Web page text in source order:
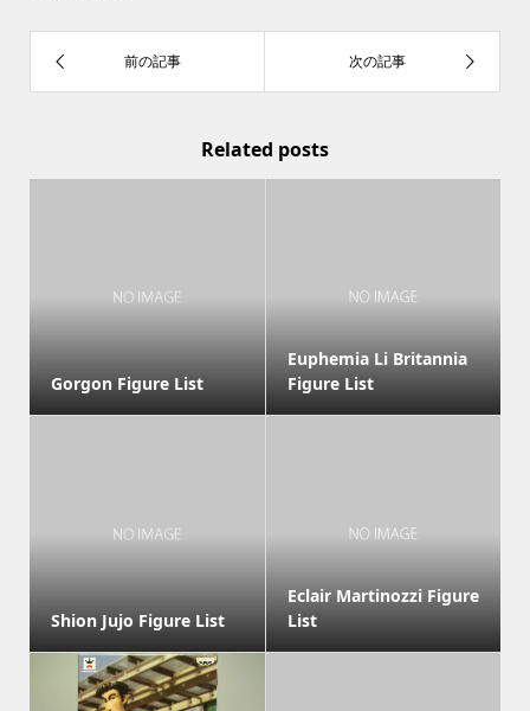
Related posts
Gorgon Figure List
Euphemia Li Britannia
Figure List
Shion Jujo Figure List
Eclair Martinozzi Figure
List